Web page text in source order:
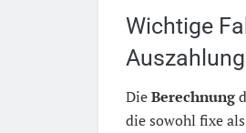
Wichtige
DieBerechnung
die sowohl fixe